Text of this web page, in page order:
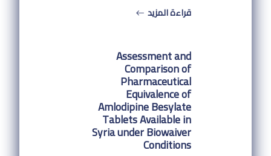
قراءة المزيد
Assessment and
Comparison of
Pharmaceutical
Equivalence of
Amlodipine Besylate
Tablets Available in
Syria under Biowaiver
Conditions